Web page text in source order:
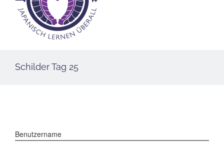
Schilder Tag 25
Benutzername